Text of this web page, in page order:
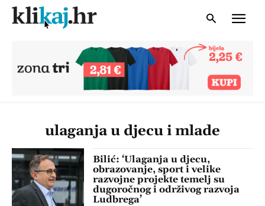
ulaganja u djecu i mlade
Bilić: ‘Ulaganja u djecu,
obrazovanje, sport i velike
razvojne projekte temelj su
dugoročnog i održivog razvoja
Ludbrega’